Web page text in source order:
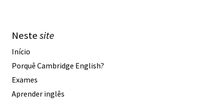
Nestesite
Início
Porquê Cambridge English?
Exames
Aprender inglês